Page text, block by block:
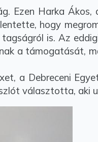
Ezen Harka Ákos,
hogy
is. Az
a támogatását,
a Debreceni
választotta, aki